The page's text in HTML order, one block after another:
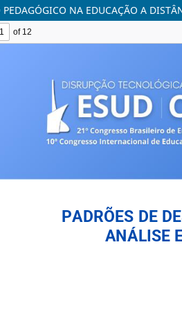
PEDAGÓGICO NA EDUCAÇÃO A